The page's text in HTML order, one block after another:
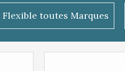
Flexible toutes Marques